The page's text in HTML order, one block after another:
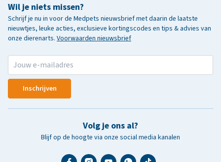
Wil je niets missen?
Schrijf je nu in voor de Medpets nieuwsbrief met daarin de laatste
nieuwtjes, leuke acties, exclusieve kortingscodes en tips & advies van
onze dierenarts. Voorwaarden nieuwsbrief
Inschrijven
Volg je ons al?
Blijf op de hoogte via onze social media kanalen